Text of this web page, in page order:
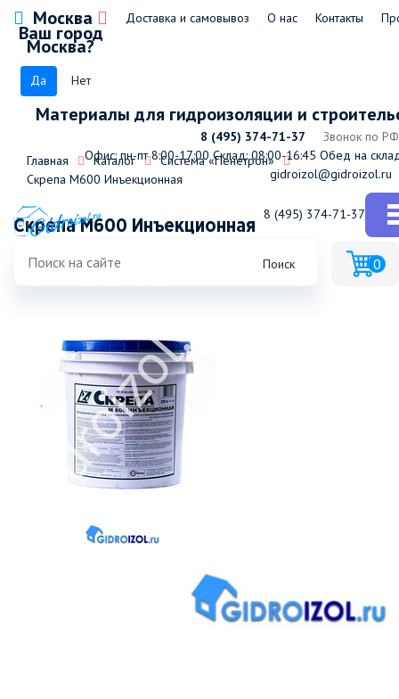
Москва
Ваш город
Москва?
Да Нет
Доставка и самовывоз О нас Контакты
Материалы для гидроизоляции и
8 (495) 374-71-37
Звонок по
Офис: пн-пт 8:00-17:00 Склад: 08:00-16:45 Обед на
gidroizol@gidroizol.ru
8 (495) 374-71-37
Поиск 0
Главная Каталог
Система «Пенетрон»
Скрепа М600 Инъекционная
Скрепа М600 Инъекционная